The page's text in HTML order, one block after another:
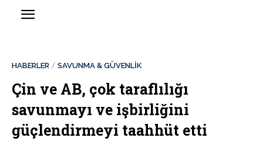
HABERLER SAVUNMA & GÜVENLİK
Çin ve AB, çok taraflılığı
savunmayı ve işbirliğini
güçlendirmeyi taahhüt etti